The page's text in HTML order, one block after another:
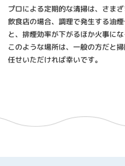
プロによる定期的な清掃は、さま
飲食店の場合、調理で発生する油
と、排煙効率が下がるほか火事にな
このような場所は、一般の方だと
任せいただければ幸いです。